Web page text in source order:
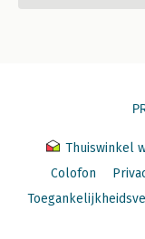
Thuiswinkel
Colofon